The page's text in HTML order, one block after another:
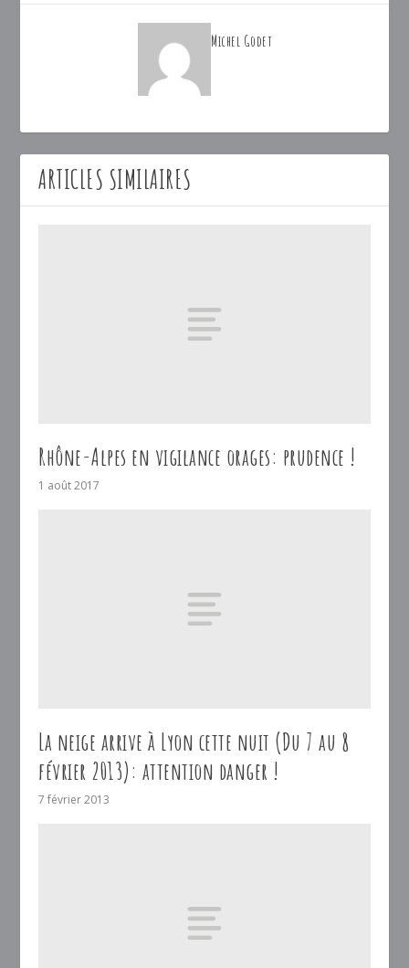
Michel Godet
ARTICLES SIMILAIRES
Rhône-Alpes en vigilance orages: prudence !
1 août 2017
La neige arrive à Lyon cette nuit (Du 7 au 8
février 2013): attention danger !
7 février 2013